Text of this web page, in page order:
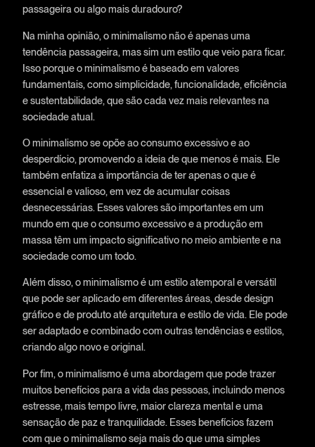
passageira ou algo mais duradouro?
Na minha opinião, o minimalismo não é apenas uma
tendência passageira, mas sim um estilo que veio para ficar.
Isso porque o minimalismo é baseado em valores
fundamentais, como simplicidade, funcionalidade, eficiência
e sustentabilidade, que são cada vez mais relevantes na
sociedade atual.
O minimalismo se opõe ao consumo excessivo e ao
desperdício, promovendo a ideia de que menos é mais. Ele
também enfatiza a importância de ter apenas o que é
essencial e valioso, em vez de acumular coisas
desnecessárias. Esses valores são importantes em um
mundo em que o consumo excessivo e a produção em
massa têm um impacto significativo no meio ambiente e na
sociedade como um todo.
Além disso, o minimalismo é um estilo atemporal e versátil
que pode ser aplicado em diferentes áreas, desde design
gráfico e de produto até arquitetura e estilo de vida. Ele pode
ser adaptado e combinado com outras tendências e estilos,
criando algo novo e original.
Por fim, o minimalismo é uma abordagem que pode trazer
muitos benefícios para a vida das pessoas, incluindo menos
estresse, mais tempo livre, maior clareza mental e uma
sensação de paz e tranquilidade. Esses benefícios fazem
com que o minimalismo seja mais do que uma simples